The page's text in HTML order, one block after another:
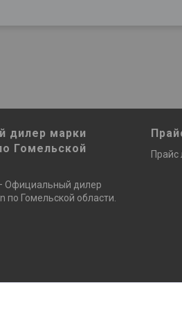
дилер марки
Гомельской
Официальный дилер
по Гомельской области.
Прайс